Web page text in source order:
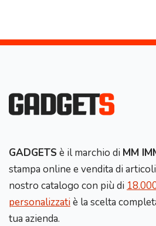
GADGETS è il marchio di MM
stampa online e vendita di
nostro catalogo con più di
personalizzatiè la scelta
tua azienda.